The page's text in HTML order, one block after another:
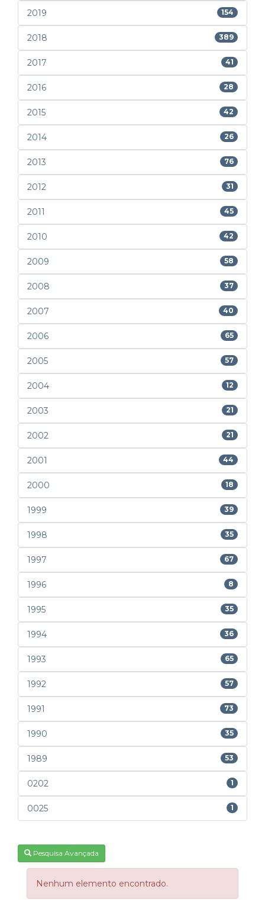
2019 154
2018 389
2017 41
2016 28
2015 42
2014 26
2013 76
2012 31
2011 45
2010 42
2009 58
2008 37
2007 40
2006 65
2005 57
2004 12
2003 21
2002 21
2001 44
2000 18
1999 39
1998 35
1997 67
1996 8
1995 35
1994 36
1993 65
1992 57
1991 73
1990 35
1989 53
0202 1
0025 1
Pesquisa Avançada
Nenhum elemento encontrado.